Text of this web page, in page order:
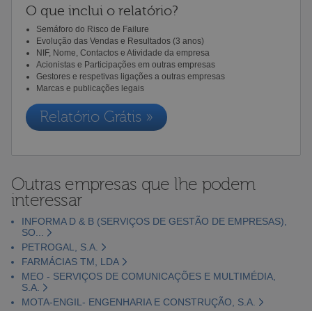
O que inclui o relatório?
Semáforo do Risco de Failure
Evolução das Vendas e Resultados (3 anos)
NIF, Nome, Contactos e Atividade da empresa
Acionistas e Participações em outras empresas
Gestores e respetivas ligações a outras empresas
Marcas e publicações legais
Relatório Grátis »
Outras empresas que lhe podem
interessar
INFORMA D & B (SERVIÇOS DE GESTÃO DE EMPRESAS),
SO...
PETROGAL, S.A.
FARMÁCIAS TM, LDA
MEO - SERVIÇOS DE COMUNICAÇÕES E MULTIMÉDIA,
S.A.
MOTA-ENGIL- ENGENHARIA E CONSTRUÇÃO, S.A.